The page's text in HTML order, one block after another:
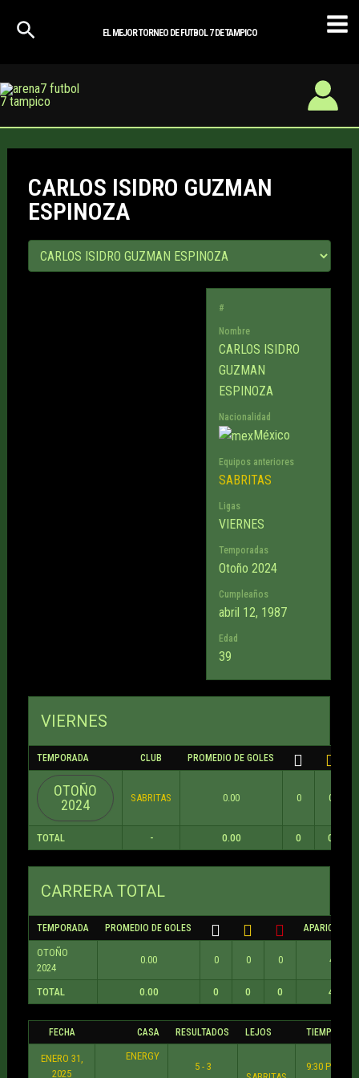
EL MEJOR TORNEO DE FUTBOL 7 DE TAMPICO
CARLOS ISIDRO GUZMAN
ESPINOZA
#
Nombre
CARLOS ISIDRO
GUZMAN
ESPINOZA
Nacionalidad
México
Equipos anteriores
SABRITAS
Ligas
VIERNES
Temporadas
Otoño 2024
Cumpleaños
abril 12, 1987
Edad
39
VIERNES
TEMPORADA CLUB PROMEDIO DE GOLES
OTOÑO
2024
SABRITAS 0.00 0 0
TOTAL - 0.00 0 0
CARRERA TOTAL
TEMPORADA PROMEDIO DE GOLES APARICIONES
OTOÑO
2024
0.00 0 0 0 4
TOTAL 0.00 0 0 0 4
FECHA CASA RESULTADOS LEJOS TIEMPO
ENERO 31,
2025
ENERGY
5 - 3
9:30 PM